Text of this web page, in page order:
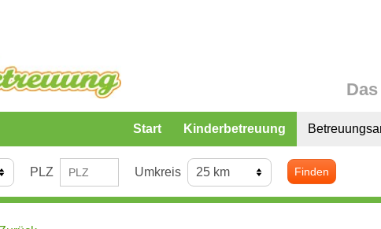
Start Kinderbetreuung
PLZ Umkreis Finden